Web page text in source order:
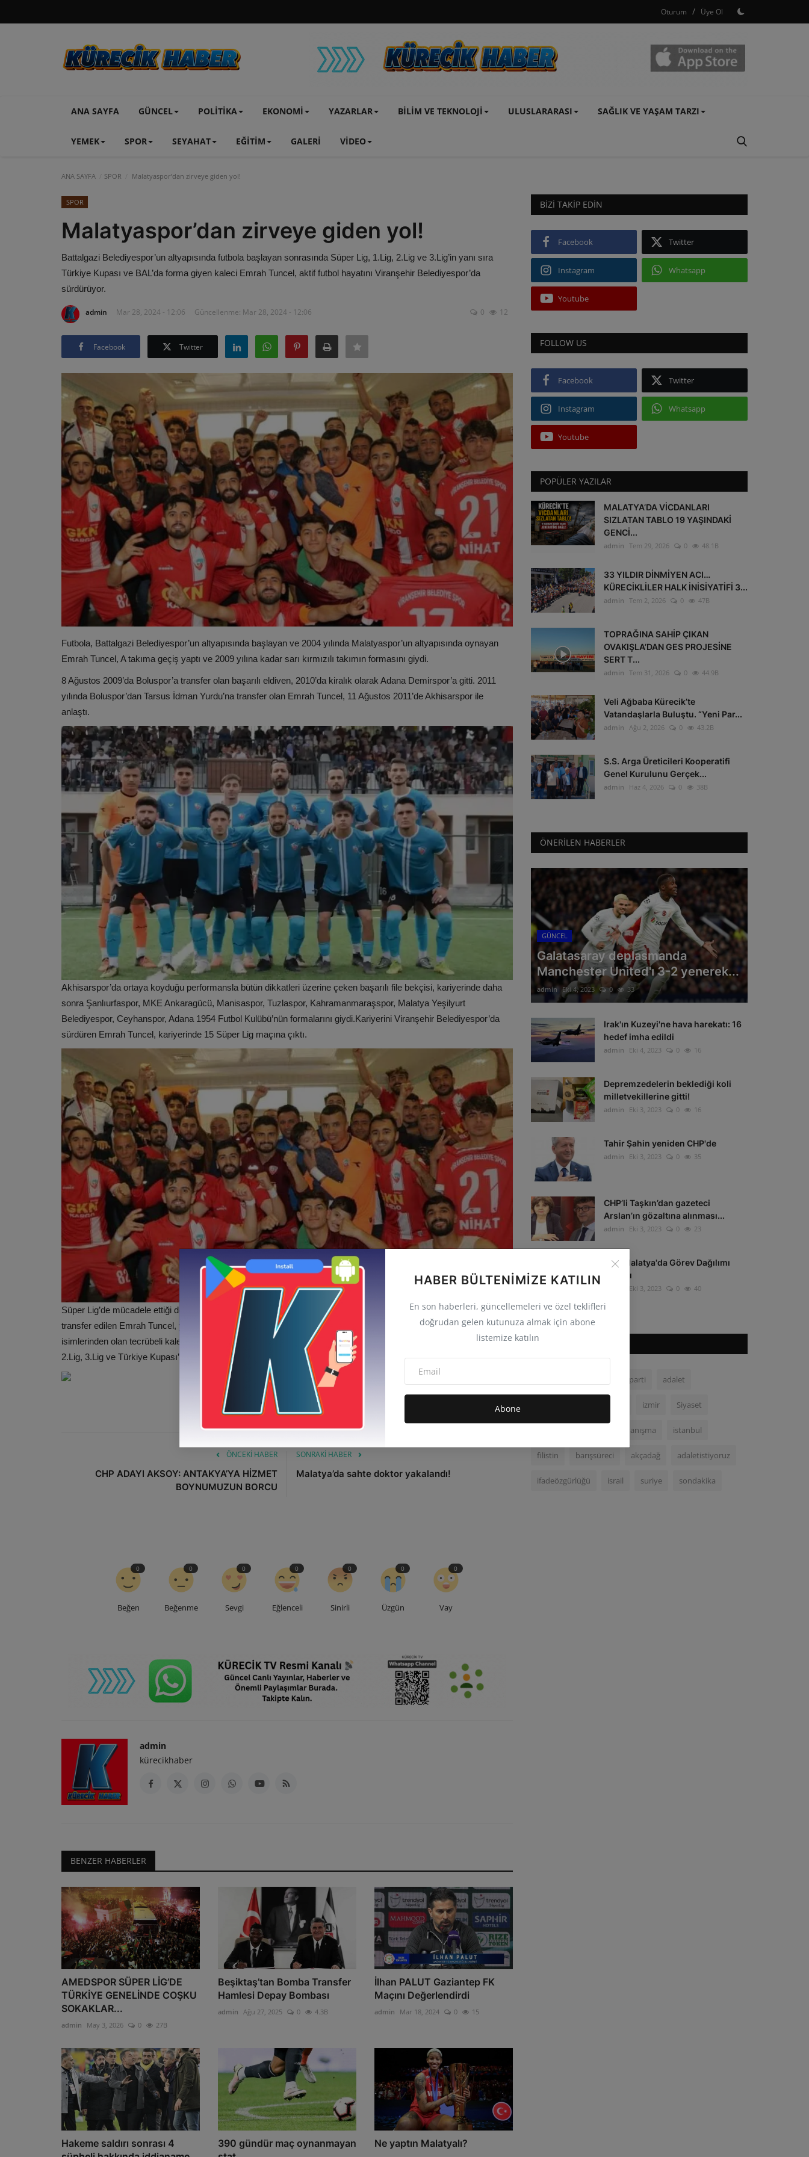
Oturum / Üye Ol
ANA SAYFA GÜNCEL POLİTİKA EKONOMİ YAZARLAR BİLİM VE TEKNOLOJİ ULUSLARARASI SAĞLIK VE YAŞAM TARZI
YEMEK SPOR SEYAHAT EĞİTİM GALERİ VİDEO
HABER BÜLTENIMIZE KATILIN
En son haberleri, güncellemeleri ve özel teklifleri
doğrudan gelen kutunuza almak için abone
listemize katılın
Abone
ANA SAYFA SPOR Malatyaspor’dan zirveye giden yol!
SPOR
Malatyaspor’dan zirveye giden yol!
Battalgazi Belediyespor’un altyapısında futbola başlayan sonrasında Süper Lig, 1.Lig, 2.Lig ve 3.Lig’in yanı sıra
Türkiye Kupası ve BAL’da forma giyen kaleci Emrah Tuncel, aktif futbol hayatını Viranşehir Belediyespor’da
sürdürüyor.
admin Mar 28, 2024 - 12:06 Güncellenme: Mar 28, 2024 - 12:06 0 12
Facebook Twitter
Futbola, Battalgazi Belediyespor’un altyapısında başlayan ve 2004 yılında Malatyaspor’un altyapısında oynayan
Emrah Tuncel, A takıma geçiş yaptı ve 2009 yılına kadar sarı kırmızılı takımın formasını giydi.
8 Ağustos 2009’da Boluspor’a transfer olan başarılı eldiven, 2010’da kiralık olarak Adana Demirspor’a gitti. 2011
yılında Boluspor’dan Tarsus İdman Yurdu’na transfer olan Emrah Tuncel, 11 Ağustos 2011’de Akhisarspor ile
anlaştı.
Akhisarspor’da ortaya koyduğu performansla bütün dikkatleri üzerine çeken başarılı file bekçisi, kariyerinde daha
sonra Şanlıurfaspor, MKE Ankaragücü, Manisaspor, Tuzlaspor, Kahramanmaraşspor, Malatya Yeşilyurt
Belediyespor, Ceyhanspor, Adana 1954 Futbol Kulübü’nün formalarını giydi.Kariyerini Viranşehir Belediyespor’da
sürdüren Emrah Tuncel, kariyerinde 15 Süper Lig maçına çıktı.
Süper Lig’de mücadele ettiği dönemde Akhisar Belediyespor'da 2011-12 sezonunda Tarsus İdmanyurdu'ndan
transfer edilen Emrah Tuncel, yeşil siyahlı formayla Süper Lig'de 15, toplamda 33 maça çıktı. Kadronun en eski
isimlerinden olan tecrübeli kaleci, Malatya’dan yetiştikten sonra zirveye yol yürüdü.Başarılı kaleci; Süper Lig, 1.Lig,
2.Lig, 3.Lig ve Türkiye Kupası’nda yaklaşık 200 maça çıktı.
ÖNCEKI HABER
CHP ADAYI AKSOY: ANTAKYA’YA HİZMET
BOYNUMUZUN BORCU
SONRAKI HABER
Malatya’da sahte doktor yakalandı!
Beğen
0
Beğenme
0
Sevgi
0
Eğlenceli
0
Sinirli
0
Üzgün
0
Vay
0
admin
kürecikhaber
BENZER HABERLER
AMEDSPOR SÜPER LİG’DE
TÜRKİYE GENELİNDE COŞKU
SOKAKLAR...
admin May 3, 2026 0 27B
Beşiktaş’tan Bomba Transfer
Hamlesi Depay Bombası
admin Ağu 27, 2025 0 4.3B
İlhan PALUT Gaziantep FK
Maçını Değerlendirdi
admin Mar 18, 2024 0 15
Hakeme saldırı sonrası 4
390 gündür maç oynanmayan
Ne yaptın Malatyalı?
BIZI TAKIP EDIN
Facebook Twitter
Instagram Whatsapp
Youtube
FOLLOW US
Facebook Twitter
Instagram Whatsapp
Youtube
POPÜLER YAZILAR
MALATYA’DA VİCDANLARI
SIZLATAN TABLO 19 YAŞINDAKİ
GENCİ...
admin Tem 29, 2026 0 48.1B
33 YILDIR DİNMİYEN ACI…
KÜRECİKLİLER HALK İNİSİYATİFİ 3...
admin Tem 2, 2026 0 47B
TOPRAĞINA SAHİP ÇIKAN
OVAKIŞLA’DAN GES PROJESİNE
SERT T...
admin Tem 31, 2026 0 44.9B
Veli Ağbaba Kürecik’te
Vatandaşlarla Buluştu. “Yeni Par...
admin Ağu 2, 2026 0 43.2B
S.S. Arga Üreticileri Kooperatifi
Genel Kurulunu Gerçek...
admin Haz 4, 2026 0 38B
ÖNERILEN HABERLER
GÜNCEL
Galatasaray deplasmanda
Manchester United'ı 3-2 yenerek...
admin Eki 4, 2023 0 33
Irak'ın Kuzeyi'ne hava harekatı: 16
hedef imha edildi
admin Eki 4, 2023 0 16
Depremzedelerin beklediği koli
milletvekillerine gitti!
admin Eki 3, 2023 0 16
Tahir Şahin yeniden CHP'de
admin Eki 3, 2023 0 35
CHP’li Taşkın’dan gazeteci
Arslan’ın gözaltına alınması...
admin Eki 3, 2023 0 23
CHP Malatya'da Görev Dağılımı
Yapıldı
Eki 3, 2023 0 40
demparti adalet
izmir Siyaset
dayanışma istanbul
filistin barışsüreci akçadağ adaletistiyoruz
ifadeözgürlüğü israil suriye sondakika